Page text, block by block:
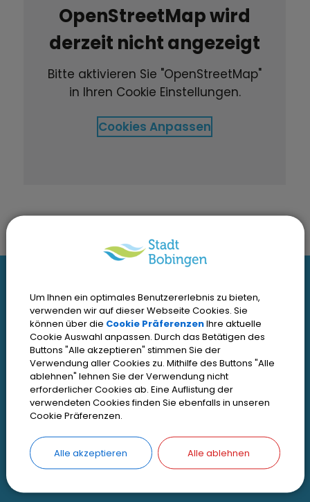
OpenStreetMap wird
derzeit nicht angezeigt
Bitte aktivieren Sie "OpenStreetMap"
in Ihren Cookie Einstellungen.
Cookies Anpassen
I
n
t
e
r
e
s
s
Interessante Links
Kontakt
Inhaltsverzeichnis
Impressum
Datenschutz
Zugangseröffnung
Erklärung zur Barrierefreiheit
Cookie Einstellungen
Um Ihnen ein optimales Benutzererlebnis zu bieten,
verwenden wir auf dieser Webseite Cookies. Sie
können über die Cookie PräferenzenIhre aktuelle
Cookie Auswahl anpassen. Durch das Betätigen des
Buttons "Alle akzeptieren" stimmen Sie der
Verwendung aller Cookies zu. Mithilfe des Buttons "Alle
ablehnen" lehnen Sie der Verwendung nicht
erforderlicher Cookies ab. Eine Auflistung der
verwendeten Cookies finden Sie ebenfalls in unseren
Cookie Präferenzen.
Alle akzeptieren Alle ablehnen